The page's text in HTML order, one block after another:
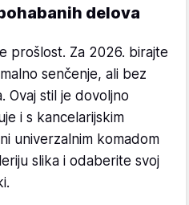
delova
prošlost. Za 2026. birajte
senčenje, ali bez
Ovaj stil je dovoljno
i s kancelarijskim
univerzalnim komadom
slika i odaberite svoj